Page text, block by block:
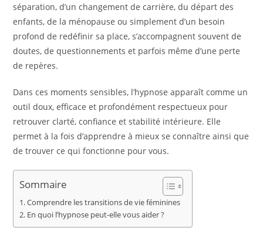
séparation, d’un changement de carrière, du départ des
enfants, de la ménopause ou simplement d’un besoin
profond de redéfinir sa place, s’accompagnent souvent de
doutes, de questionnements et parfois même d’une perte
de repères.
Dans ces moments sensibles, l’hypnose apparaît comme un
outil doux, efficace et profondément respectueux pour
retrouver clarté, confiance et stabilité intérieure. Elle
permet à la fois d’apprendre à mieux se connaître ainsi que
de trouver ce qui fonctionne pour vous.
Sommaire
Comprendre les transitions de vie féminines
En quoi l’hypnose peut-elle vous aider ?